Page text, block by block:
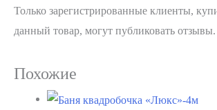
Только зарегистрированные клиенты,
данный товар, могут публиковать отзывы.
Похожие